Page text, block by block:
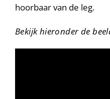
hoorbaar van de leg.
Bekijk hieronder de